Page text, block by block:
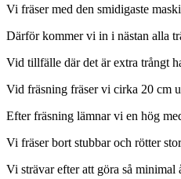
Vi fräser med den smidigaste
Därför kommer vi in i nästan alla
Vid tillfälle där det är extra trångt
Vid fräsning fräser vi cirka 20 cm
Efter fräsning lämnar vi en hög
Vi fräser bort stubbar och rötter
Vi strävar efter att göra så